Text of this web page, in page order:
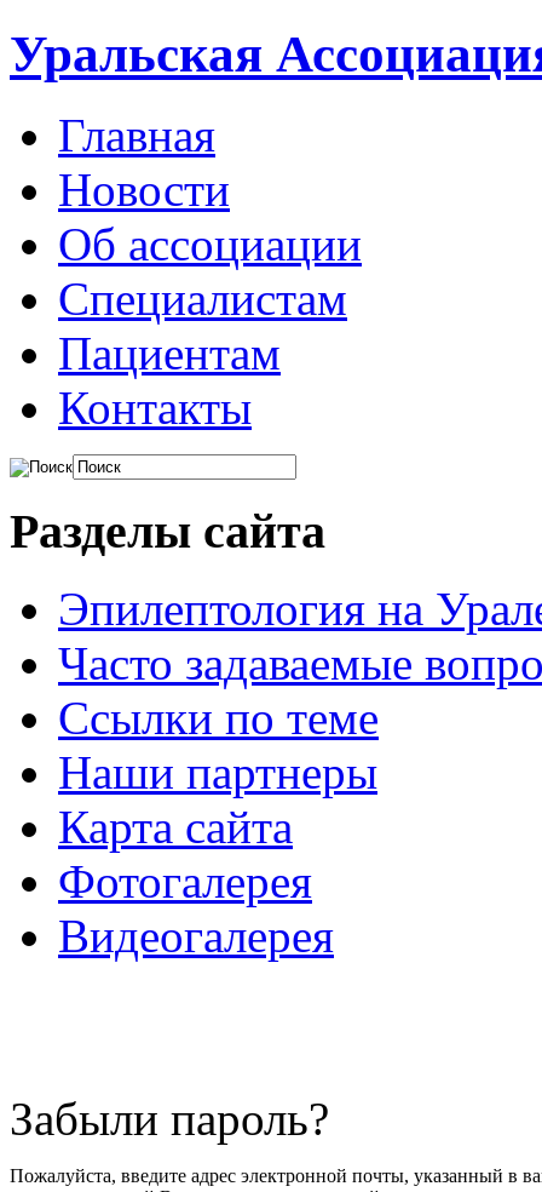
Уральская
Главная
Новости
Об ассоциации
Специалистам
Пациентам
Контакты
Разделы сайта
Эпилептология на
Часто задаваемые
Ссылки по теме
Наши партнеры
Карта сайта
Фотогалерея
Видеогалерея
Забыли пароль?
Пожалуйста, введите адрес электронной почты, указанный в